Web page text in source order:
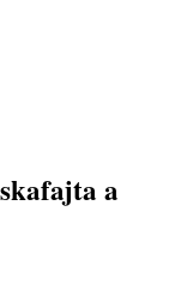
a